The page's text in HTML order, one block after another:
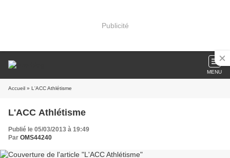
Publicité
MENU
Accueil » L'ACC Athlétisme
L'ACC Athlétisme
Publié le 05/03/2013 à 19:49
Par OMS44240